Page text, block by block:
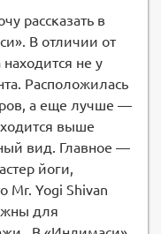
рассказать в
В отличии от
не у
Расположилась
а еще лучше —
выше
вид. Главное —
йоги,
Mr. Yogi Shivan
для